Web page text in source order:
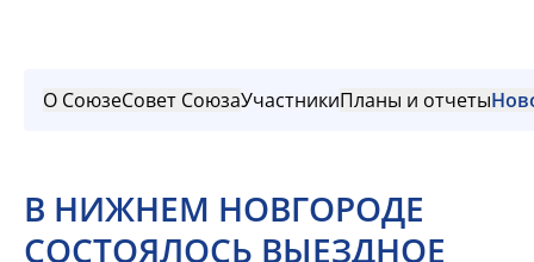
О СоюзеСовет СоюзаУчастникиПланы и отчеты
В НИЖНЕМ НОВГОРОДЕ
СОСТОЯЛОСЬ ВЫЕЗДНОЕ